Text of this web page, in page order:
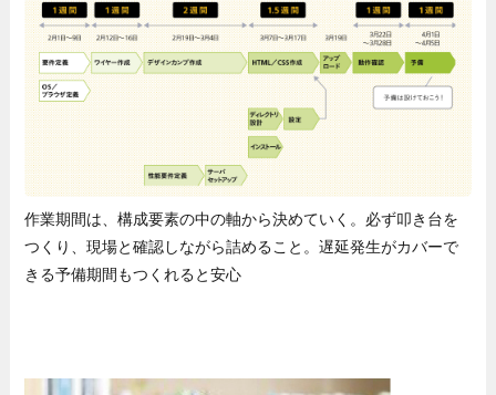
作業期間は、構成要素の中の軸から決めていく。必ず叩き台を
つくり、現場と確認しながら詰めること。遅延発生がカバーで
きる予備期間もつくれると安心